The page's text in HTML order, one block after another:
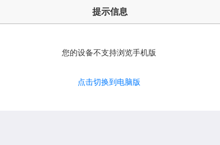
提示信息
您的设备不支持浏览手机版
点击切换到电脑版